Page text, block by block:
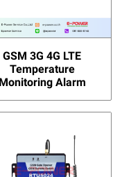
GSM 3G 4G LTE
Temperature
Monitoring Alarm